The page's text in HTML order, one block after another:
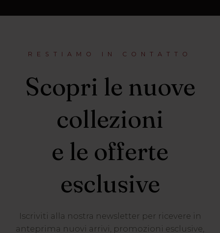
RESTIAMO IN CONTATTO
Scopri le nuove
collezioni
e le offerte
esclusive
Iscriviti alla nostra newsletter per ricevere in
anteprima nuovi arrivi, promozioni esclusive,